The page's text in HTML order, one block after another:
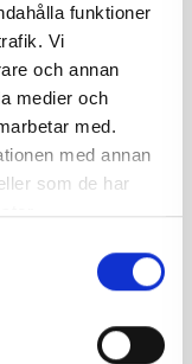
funktioner
Vi
och annan
medier och
med.
med annan
som de har